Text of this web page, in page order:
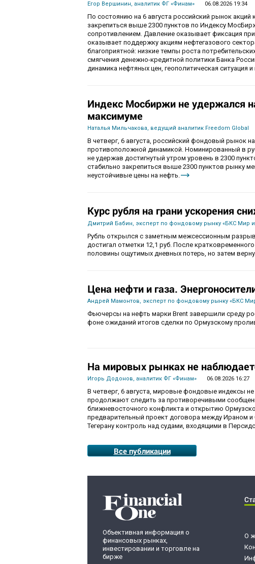
Егор Вершинин, аналитик ФГ «Финам» 06.08.2026 19:34
По состоянию на 6 августа российский рынок акций
закрепиться выше 2300 пунктов по Индексу
сопротивлением. Давление оказывает фиксация
оказывает поддержку акциям нефтегазового
благоприятной: низкие темпы роста
смягчения денежно-кредитной политики Банка
динамика нефтяных цен, геополитическая ситуация
Индекс Мосбиржи не удержался
максимуме
Наталья Мильчакова, ведущий аналитик Freedom Global
В четверг, 6 августа, российский фондовый рынок
противоположной динамикой. Номинированный в
не удержав достигнутый утром уровень в 2300
стабильно закрепиться выше 2300 пунктов рынку
неустойчивые цены на нефть.
Курс рубля на грани ускорения
Дмитрий Бабин, эксперт по фондовому рынку «БКС Мир
Рубль открылся с заметным межсессионным
достигал отметки 12,1 руб. После
половины ощутимых дневных потерь, но затем
Цена нефти и газа.
Андрей Мамонтов, эксперт по фондовому рынку «БКС
Фьючерсы на нефть марки Brent завершили среду
фоне ожиданий итогов сделки по Ормузскому
На мировых рынках не
Игорь Додонов, аналитик ФГ «Финам» 06.08.2026 16:27
В четверг, 6 августа, мировые фондовые индексы
продолжают следить за противоречивыми
ближневосточного конфликта и открытию
предварительный проект договора между Ираном
Тегерану контроль над судами, входящими в
Все публикации
Объективная информация о
финансовых рынках,
инвестировании и торговле на
бирже
О